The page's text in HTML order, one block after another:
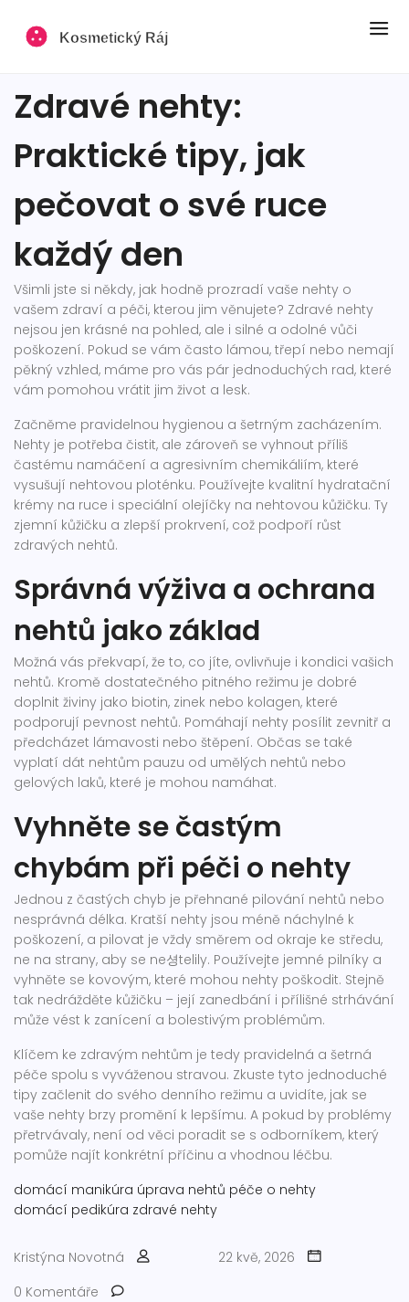
Zdravé nehty:
Praktické tipy, jak
pečovat o své ruce
každý den
Všimli jste si někdy, jak hodně prozradí vaše nehty o
vašem zdraví a péči, kterou jim věnujete? Zdravé nehty
nejsou jen krásné na pohled, ale i silné a odolné vůči
poškození. Pokud se vám často lámou, třepí nebo nemají
pěkný vzhled, máme pro vás pár jednoduchých rad, které
vám pomohou vrátit jim život a lesk.
Začněme pravidelnou hygienou a šetrným zacházením.
Nehty je potřeba čistit, ale zároveň se vyhnout příliš
častému namáčení a agresivním chemikáliím, které
vysušují nehtovou ploténku. Používejte kvalitní hydratační
krémy na ruce i speciální olejíčky na nehtovou kůžičku. Ty
zjemní kůžičku a zlepší prokrvení, což podpoří růst
zdravých nehtů.
Správná výživa a ochrana
nehtů jako základ
Možná vás překvapí, že to, co jíte, ovlivňuje i kondici vašich
nehtů. Kromě dostatečného pitného režimu je dobré
doplnit živiny jako biotin, zinek nebo kolagen, které
podporují pevnost nehtů. Pomáhají nehty posílit zevnitř a
předcházet lámavosti nebo štěpení. Občas se také
vyplatí dát nehtům pauzu od umělých nehtů nebo
gelových laků, které je mohou namáhat.
Vyhněte se častým
chybám při péči o nehty
Jednou z častých chyb je přehnané pilování nehtů nebo
nesprávná délka. Kratší nehty jsou méně náchylné k
poškození, a pilovat je vždy směrem od okraje ke středu,
ne na strany, aby se ne셩telily. Používejte jemné pilníky a
vyhněte se kovovým, které mohou nehty poškodit. Stejně
tak nedrážděte kůžičku – její zanedbání i přílišné strhávání
může vést k zanícení a bolestivým problémům.
Klíčem ke zdravým nehtům je tedy pravidelná a šetrná
péče spolu s vyváženou stravou. Zkuste tyto jednoduché
tipy začlenit do svého denního režimu a uvidíte, jak se
vaše nehty brzy promění k lepšímu. A pokud by problémy
přetrvávaly, není od věci poradit se s odborníkem, který
pomůže najít konkrétní příčinu a vhodnou léčbu.
domácí manikúra úprava nehtů péče o nehty
domácí pedikúra zdravé nehty
Kristýna Novotná
22 kvě, 2026
0 Komentáře